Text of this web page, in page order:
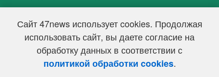
Сайт 47news использует cookies. Продолжая
использовать сайт, вы даете согласие на
обработку данных в соответствии с
политикой обработки cookies.
47 новостей (47 news)2005 — 2026 г.
Свидетельство о регистрации СМИ Эл № ФС 77-39848, выдано
Федеральной службой по надзору в сфере связи,
информационных технологий и массовых коммуникаций